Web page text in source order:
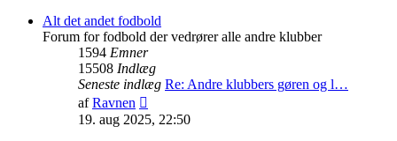
indlæg
Alt det andet fodbold
Forum for fodbold der vedrører alle andre klubber
1594 Emner
15508 Indlæg
Seneste indlæg Re: Andre klubbers gøren og l…
afRavnen
det
19. aug 2025, 22:50